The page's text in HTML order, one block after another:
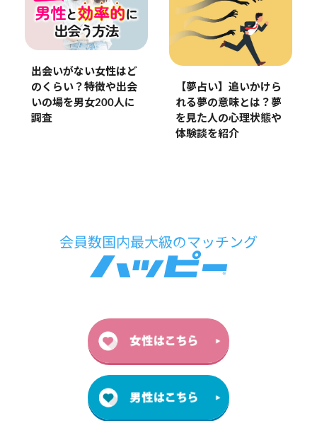
出会いがない女性はど
のくらい？特徴や出会
いの場を男女200人に
調査
【夢占い】追いかけら
れる夢の意味とは？夢
を見た人の心理状態や
体験談を紹介